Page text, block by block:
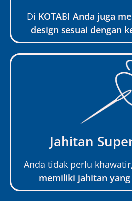
Di KOTABI Anda juga
design sesuai dengan
Jahitan
Anda tidak perlu
memiliki jahitan